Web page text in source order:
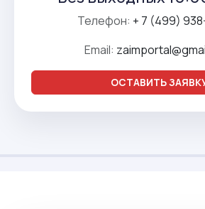
Телефон: + 7 (499)
Email:
ОСТАВИТЬ